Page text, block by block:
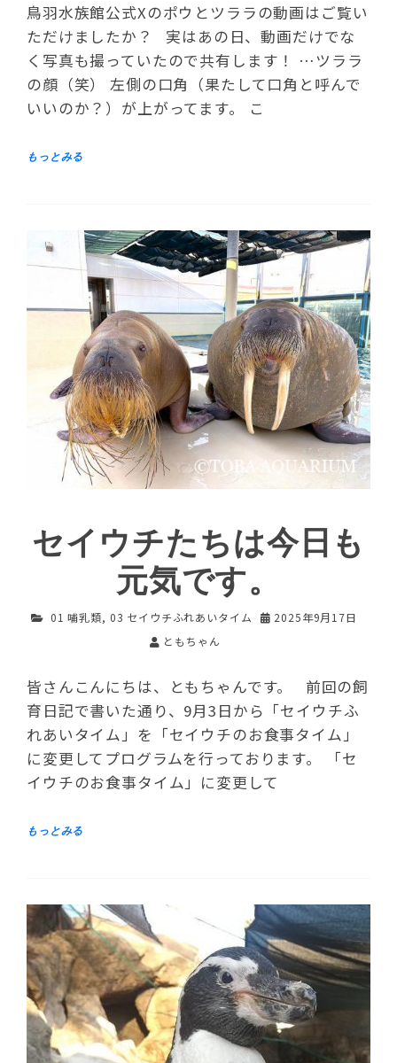
鳥羽水族館公式Xのポウとツララの動画はご覧い
ただけましたか？ 実はあの日、動画だけでな
く写真も撮っていたので共有します！ …ツララ
の顔（笑） 左側の口角（果たして口角と呼んで
いいのか？）が上がってます。 こ
セイウチたちは今日も
元気です。
01 哺乳類, 03 セイウチふれあいタイム
2025年9月17日
ともちゃん
皆さんこんにちは、ともちゃんです。 前回の飼
育日記で書いた通り、9月3日から「セイウチふ
れあいタイム」を「セイウチのお食事タイム」
に変更してプログラムを行っております。 「セ
イウチのお食事タイム」に変更して